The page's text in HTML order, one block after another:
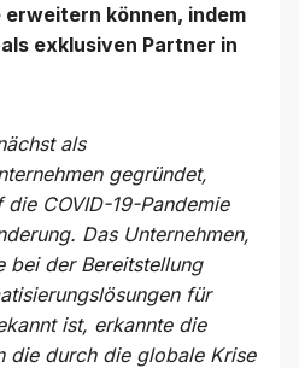
können, indem
als exklusiven Partner in
als
gegründet,
COVID-19-Pandemie
Das Unternehmen,
bei der Bereitstellung
für
ist, erkannte die
die durch die globale Krise